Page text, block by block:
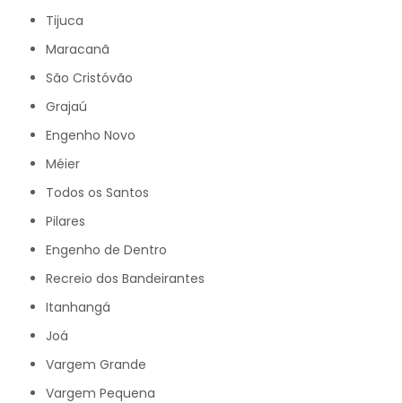
Tijuca
Maracanã
São Cristóvão
Grajaú
Engenho Novo
Méier
Todos os Santos
Pilares
Engenho de Dentro
Recreio dos Bandeirantes
Itanhangá
Joá
Vargem Grande
Vargem Pequena